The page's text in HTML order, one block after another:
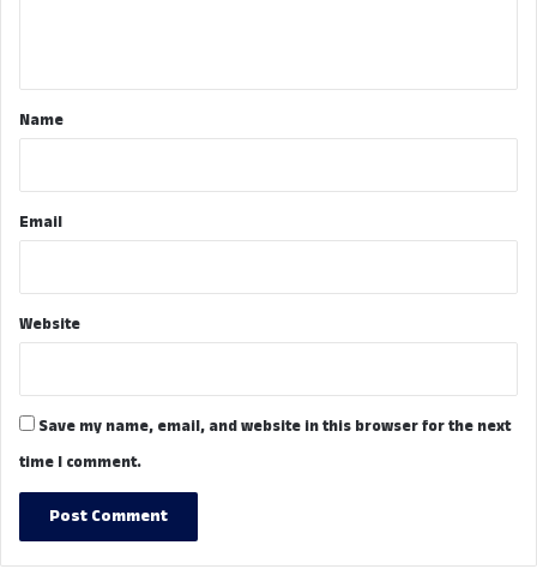
*Name
Email
Website
Save my name, email, and website in this browser for the next
time I comment.